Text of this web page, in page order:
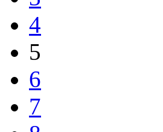
4
5
6
7